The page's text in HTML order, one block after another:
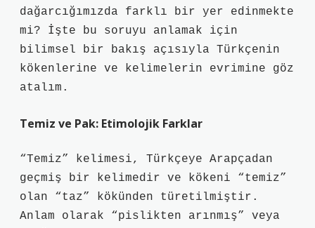
dağarcığımızda farklı bir yer edinmekte
mi? İşte bu soruyu anlamak için
bilimsel bir bakış açısıyla Türkçenin
kökenlerine ve kelimelerin evrimine göz
atalım.
Temiz ve Pak: Etimolojik Farklar
“Temiz” kelimesi, Türkçeye Arapçadan
geçmiş bir kelimedir ve kökeni “temiz”
olan “taz” kökünden türetilmiştir.
Anlam olarak “pislikten arınmış” veya